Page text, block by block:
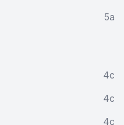
5a
4c
4c
4c